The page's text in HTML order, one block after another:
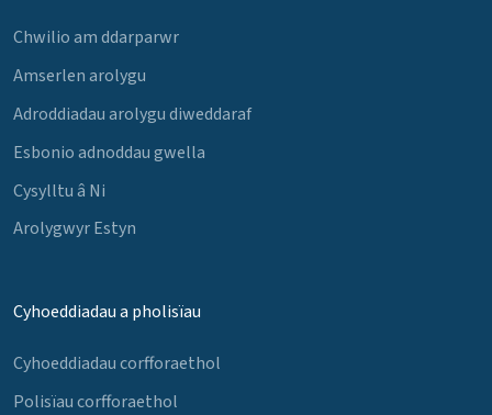
Chwilio am ddarparwr
Amserlen arolygu
Adroddiadau arolygu diweddaraf
Esbonio adnoddau gwella
Cysylltu â Ni
Arolygwyr Estyn
Cyhoeddiadau a pholisïau
Cyhoeddiadau corfforaethol
Polisïau corfforaethol